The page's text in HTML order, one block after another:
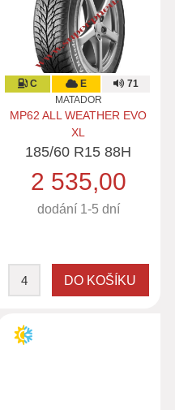
C E
71
MATADOR
MP62 ALL WEATHER EVO
XL
185/60 R15 88H
2 535,00
dodání 1-5 dní